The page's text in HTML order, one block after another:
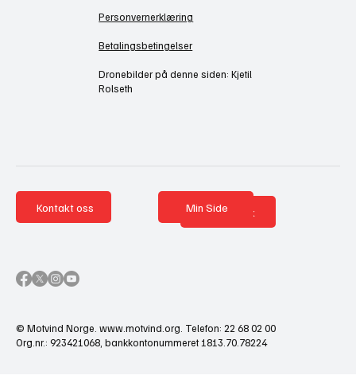
Personvernerklæring
Betalingsbetingelser
Dronebilder på denne siden: Kjetil
Rolseth
Kontakt oss Nettbutikk
Min Side
© Motvind Norge. www.motvind.org . Telefon: 22 68 02 00
Org.nr.: 923421068, bankkontonummeret 1813.70.78224